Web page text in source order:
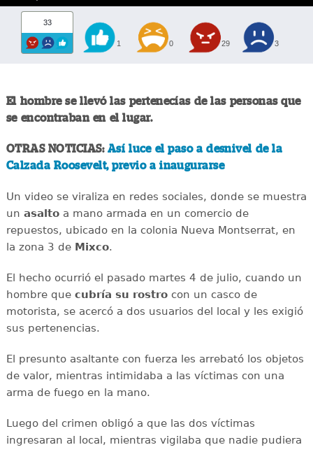
33
1 0 29 3
El hombre se llevó las pertenecías de las personas que
se encontraban en el lugar.
OTRAS NOTICIAS: Así luce el paso a desnivel de la
Calzada Roosevelt, previo a inaugurarse
Un video se viraliza en redes sociales, donde se muestra
un asaltoa mano armada en un comercio de
repuestos, ubicado en la colonia Nueva Montserrat, en
la zona 3 de Mixco.
El hecho ocurrió el pasado martes 4 de julio, cuando un
hombre que cubría su rostrocon un casco de
motorista, se acercó a dos usuarios del local y les exigió
sus pertenencias.
El presunto asaltante con fuerza les arrebató los objetos
de valor, mientras intimidaba a las víctimas con una
arma de fuego en la mano.
Luego del crimen obligó a que las dos víctimas
ingresaran al local, mientras vigilaba que nadie pudiera